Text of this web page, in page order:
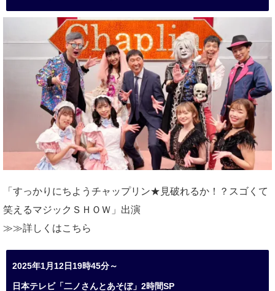
「すっかりにちようチャップリン★見破れるか！？スゴくて
笑えるマジックＳＨＯＷ」出演
≫≫詳しくはこちら
2025年1月12日19時45分～
日本テレビ「二ノさんとあそぼ」2時間SP